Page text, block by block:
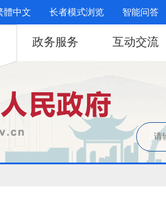
體中文 长者模式浏览 智能问答
政务服务 互动交流